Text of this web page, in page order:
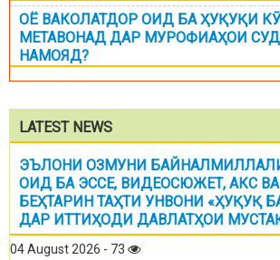
ОЁ ВАКОЛАТДОР ОИД БА ҲУҚУҚИ
МЕТАВОНАД ДАР МУРОФИАҲОИ
НАМОЯД?
LATEST NEWS
ЭЪЛОНИ ОЗМУНИ
ОИД БА ЭССЕ, ВИДЕОСЮЖЕТ, АКС
БЕҲТАРИН ТАҲТИ УНВОНИ «ҲУҚУҚ
ДАР ИТТИҲОДИ ДАВЛАТҲОИ
04 August 2026 - 73